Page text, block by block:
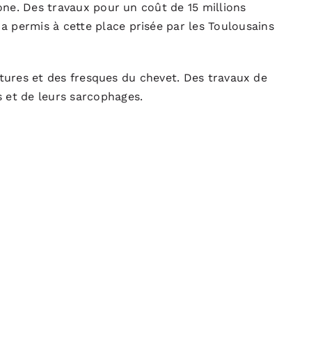
Des travaux pour un coût de 15 millions
permis à cette place prisée par les Toulousains
et des fresques du chevet. Des travaux de
de leurs sarcophages.